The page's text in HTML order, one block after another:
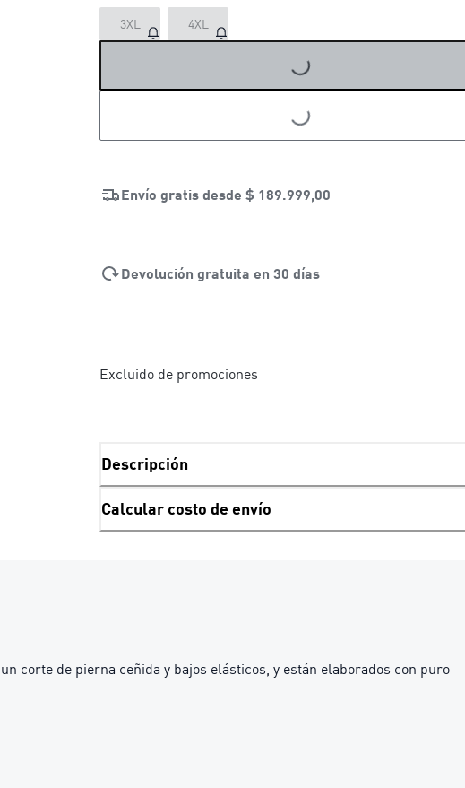
3XL 4XL LOADING...
LOADING...
Envío gratis desde $ 189.999,00
Devolución gratuita en 30 días
Excluido de promociones
Descripción
Calcular costo de envío
corte de pierna ceñida y bajos elásticos, y están elaborados con puro